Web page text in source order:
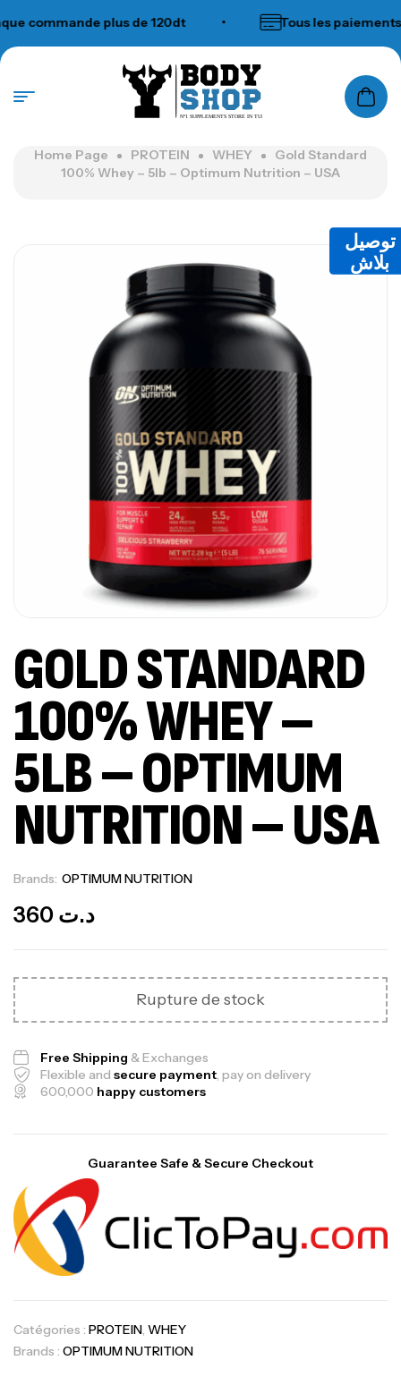
commande plus de 120dt Tous les paiements
N°1 SUPPLEMENTS STORE IN TUNISIA
Home Page PROTEIN WHEY
Gold Standard
100% Whey – 5lb – Optimum Nutrition – USA
توصيل
بلاش
GOLD STANDARD
100% WHEY –
5LB – OPTIMUM
NUTRITION – USA
Brands: OPTIMUM NUTRITION
د.ت
Rupture de stock
Free Shipping & Exchanges
Flexible and secure payment, pay on delivery
600,000 happy customers
Guarantee Safe & Secure Checkout
Catégories : PROTEIN, WHEY
Brands : OPTIMUM NUTRITION